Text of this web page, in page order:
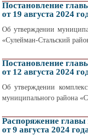
Постановление
от 19 августа 2024
Об утверждении
«Сулейман-Стальский
Постановление
от 12 августа 2024
Об утверждении
муниципального района
Распоряжение
от 9 августа 2024